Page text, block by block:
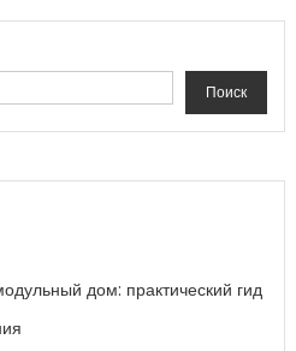
Поиск
дом: практический гид